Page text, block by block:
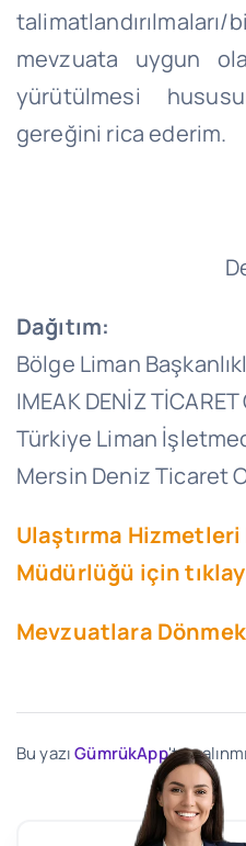
mevzuata uygun
yürütülmesi
gereğini rica ederim.
Dağıtım:
Bölge Liman
IMEAK DENİZ TİCARET
Türkiye Liman
Mersin Deniz Ticaret
Ulaştırma
Müdürlüğü için
Mevzuatlara Dönmek
Bu yazıGümrükApp'ten